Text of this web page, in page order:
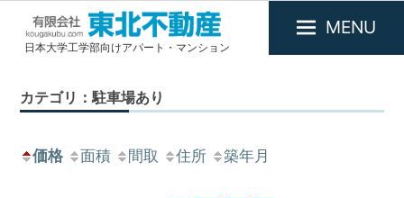
有
会
東
日本大学工学部向けアパート・マンション
MENU
カテゴリ：駐車場あり
価格 面積 間取 住所 築年月